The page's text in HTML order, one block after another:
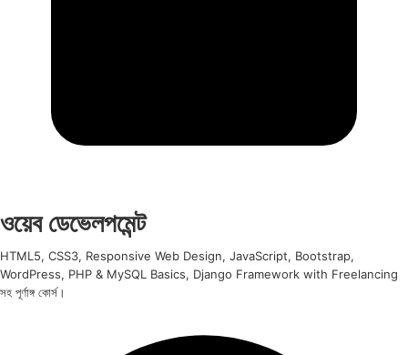
ওয়েব ডেভেলপমেন্ট
HTML5, CSS3, Responsive Web Design, JavaScript, Bootstrap,
WordPress, PHP & MySQL Basics, Django Framework with Freelancing
সহ পূর্ণাঙ্গ কোর্স।